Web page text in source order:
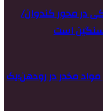
در محور کندوان/
سنگین است
مواد مخدر در رودهن؛یک